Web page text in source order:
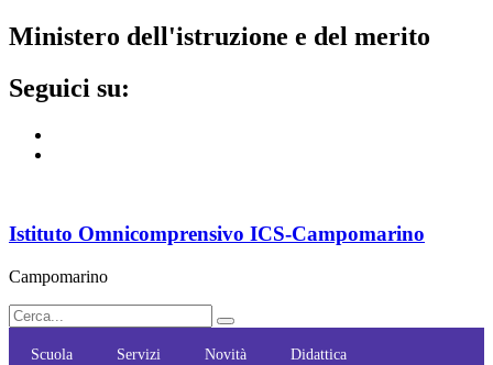
ministero dell'istruzione e del merito
seguici su:
Istituto Omnicomprensivo ICS-Campomarino
Campomarino
Scuola Servizi Novità Didattica